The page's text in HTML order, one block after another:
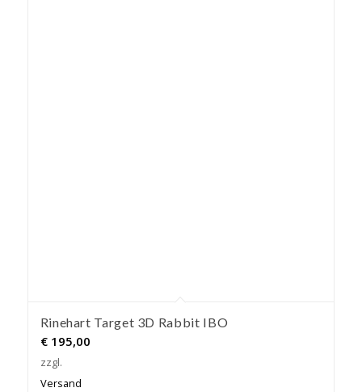
Rinehart Target 3D Rabbit IBO
€195,00
zzgl.
Versand